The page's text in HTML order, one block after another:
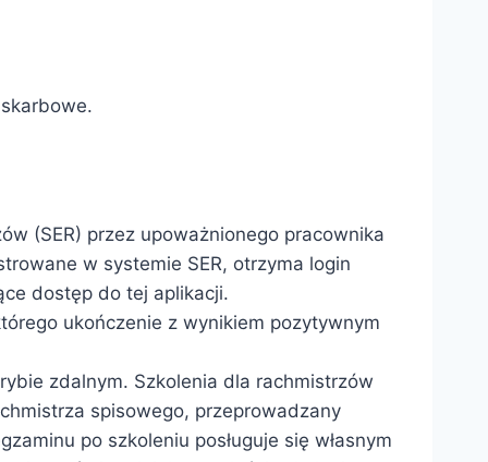
(SER) przez upoważnionego pracownika
w systemie SER, otrzyma login
dostęp do tej aplikacji.
ukończenie z wynikiem pozytywnym
zdalnym. Szkolenia dla rachmistrzów
spisowego, przeprowadzany
po szkoleniu posługuje się własnym